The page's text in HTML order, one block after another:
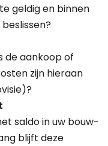
geldig en binnen
de aankoop of
zijn hieraan
saldo in uw bouw-
blijft deze